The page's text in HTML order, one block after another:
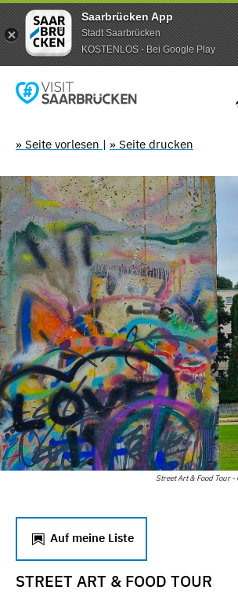
Saarbrücken App
Stadt Saarbrücken
KOSTENLOS - Bei Google Play
» Seite vorlesen | » Seite drucken
Street Art & Food Tour
Auf meine Liste
STREET ART & FOOD TOUR